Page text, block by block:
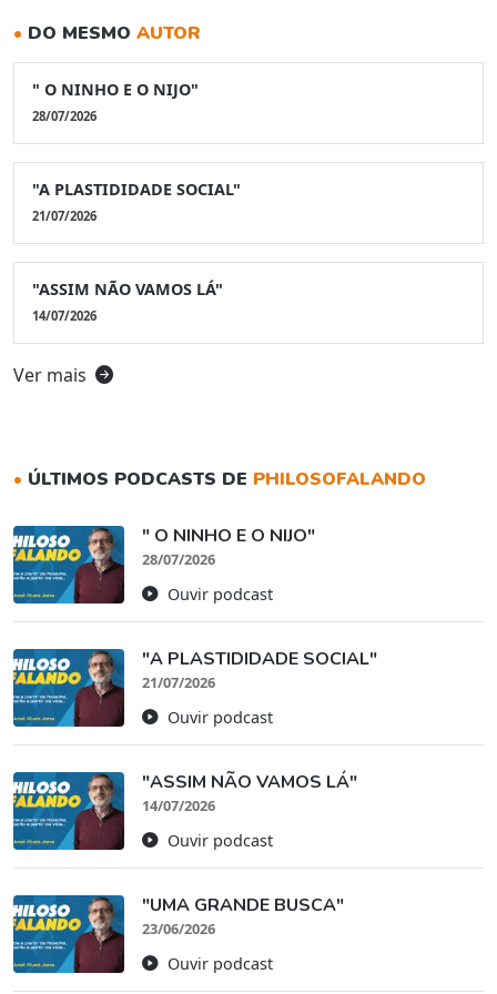
• DO MESMO AUTOR
" O NINHO E O NIJO"
28/07/2026
"A PLASTIDIDADE SOCIAL"
21/07/2026
"ASSIM NÃO VAMOS LÁ"
14/07/2026
Ver mais
• ÚLTIMOS PODCASTS DE PHILOSOFALANDO
" O NINHO E O NIJO"
28/07/2026
Ouvir podcast
"A PLASTIDIDADE SOCIAL"
21/07/2026
Ouvir podcast
"ASSIM NÃO VAMOS LÁ"
14/07/2026
Ouvir podcast
"UMA GRANDE BUSCA"
23/06/2026
Ouvir podcast